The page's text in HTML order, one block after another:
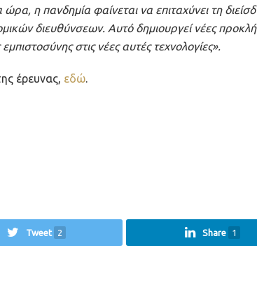
ώρα, η πανδημία φαίνεται να επιταχύνει τη
διευθύνσεων. Αυτό δημιουργεί νέες
στις νέες αυτές τεχνολογίες».
έρευνας, εδώ.
Tweet 2 Share 1